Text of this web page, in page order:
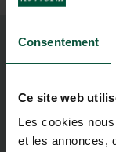
Consentement
Ce site web
Les cookies
et les annonces,
+
−